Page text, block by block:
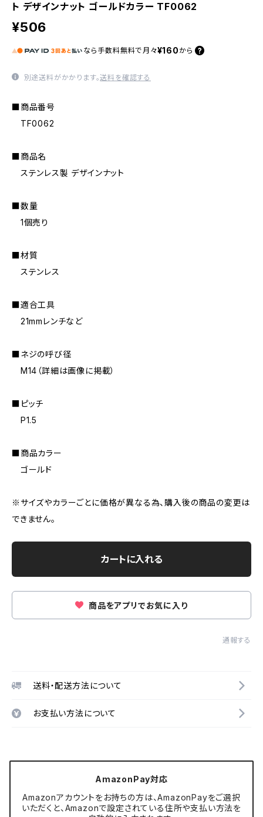
ト デザインナット ゴールドカラー TF0062
¥506
なら 手数料無料で 月々¥160 から
別途送料がかかります。送料を確認する
■商品番号
TF0062
■商品名
ステンレス製 デザインナット
■数量
1個売り
■材質
ステンレス
■適合工具
21mmレンチなど
■ネジの呼び径
M14（詳細は画像に掲載）
■ピッチ
P1.5
■商品カラー
ゴールド
※サイズやカラーごとに価格が異なる為、購入後の商品の変更は
できません。
カートに入れる
商品をアプリでお気に入り
通報する
送料・配送方法について
お支払い方法について
AmazonPay対応
Amazonアカウントをお持ちの方は、AmazonPayをご選択
いただくと、Amazonで設定されている住所や支払い方法を